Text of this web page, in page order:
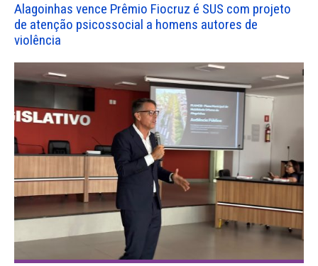
Alagoinhas vence Prêmio Fiocruz é SUS com projeto
de atenção psicossocial a homens autores de
violência